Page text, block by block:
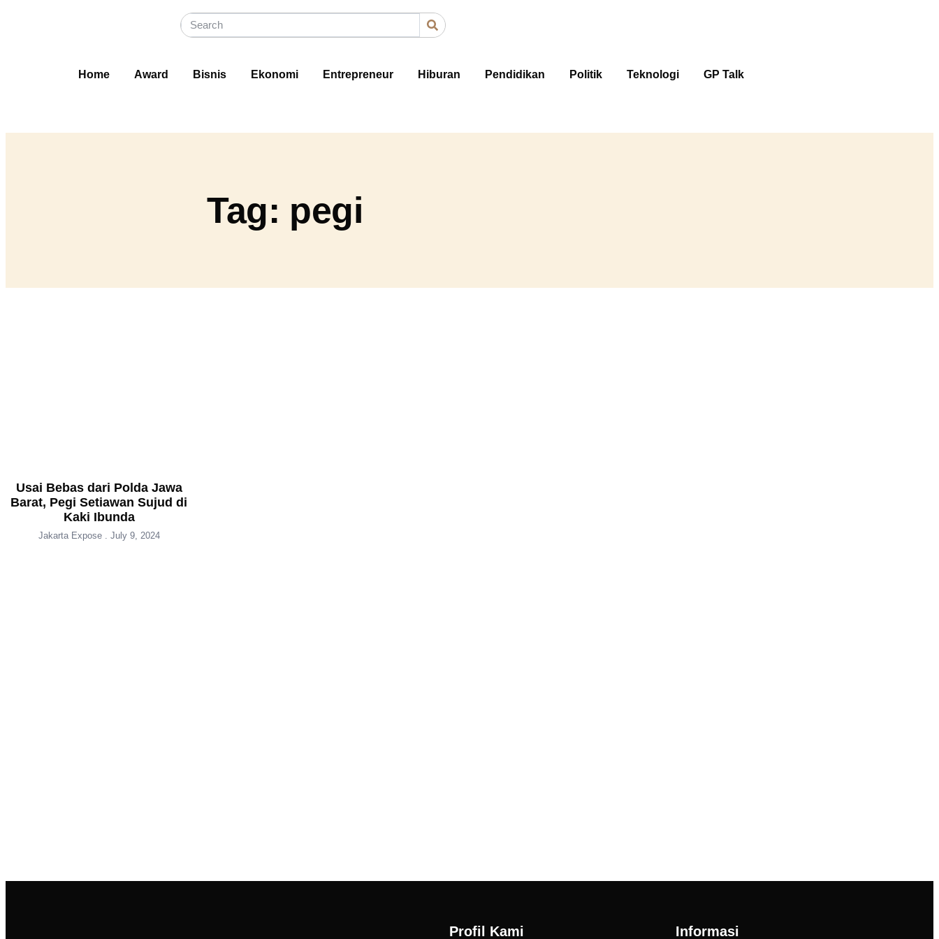
Home Award Bisnis Ekonomi Entrepreneur Hiburan Pendidikan Politik Teknologi GP Talk
Tag: pegi
Usai Bebas dari Polda Jawa
Barat, Pegi Setiawan Sujud di
Kaki Ibunda
Jakarta Expose July 9, 2024
Profil Kami Informasi